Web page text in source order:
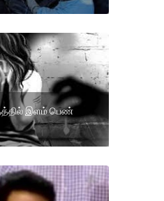
இளம் பெண்